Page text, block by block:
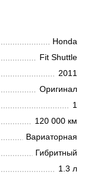
Honda
Fit Shuttle
2011
Оригинал
1
120 000 км
Вариаторная
Гибритный
1.3 л